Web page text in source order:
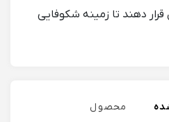
دهند تا زمینه شکوفایی
محصول